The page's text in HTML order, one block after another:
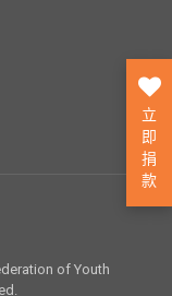
of Youth
立
即
捐
款